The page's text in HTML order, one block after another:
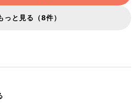
っと見る（8件）